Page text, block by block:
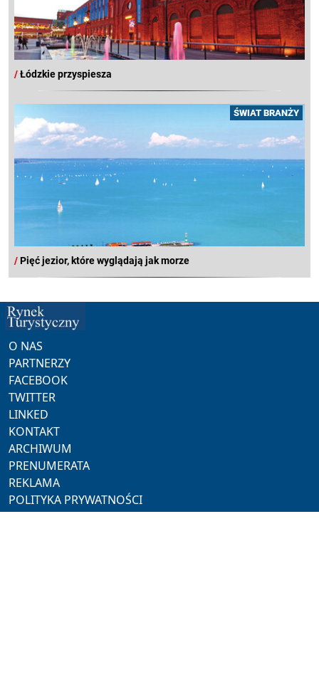
/Łódzkie przyspiesza
ŚWIAT BRANŻY
/Pięć jezior, które wyglądają jak morze
O NAS
PARTNERZY
FACEBOOK
TWITTER
LINKED
KONTAKT
ARCHIWUM
PRENUMERATA
REKLAMA
POLITYKA PRYWATNOŚCI
NASZE SERWISY